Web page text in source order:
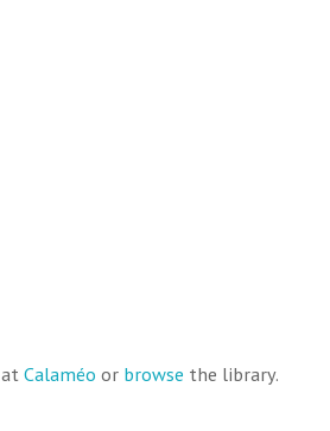
at Calaméo or browse the library.